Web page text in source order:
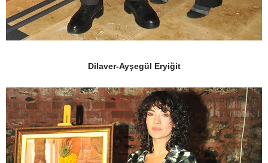
Dilaver-Ayşegül Eryiğit